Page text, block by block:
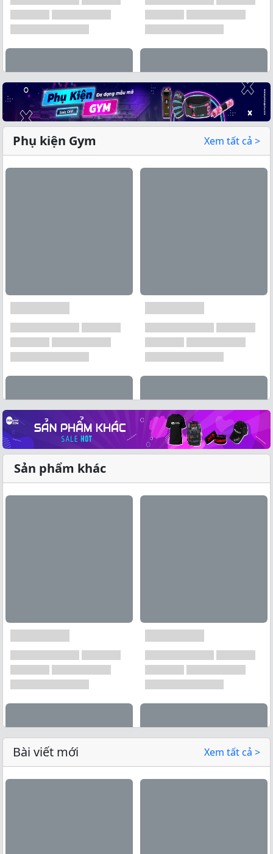
Xem tất cả →
Xem tất cả →
Phụ kiện Gym Xem tất cả >
Sản phẩm khác
Bài viết mới Xem tất cả >